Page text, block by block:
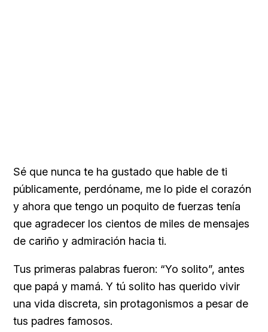
Sé que nunca te ha gustado que hable de ti
públicamente, perdóname, me lo pide el corazón
y ahora que tengo un poquito de fuerzas tenía
que agradecer los cientos de miles de mensajes
de cariño y admiración hacia ti.
Tus primeras palabras fueron: “Yo solito”, antes
que papá y mamá. Y tú solito has querido vivir
una vida discreta, sin protagonismos a pesar de
tus padres famosos.